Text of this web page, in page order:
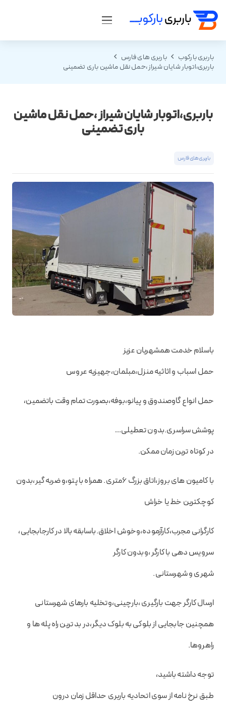
باربری بارکوب
باربری های فارس
باربری،اتوبار شایان شیراز ،حمل نقل ماشین باری تضمینی
باربری،اتوبار شایان شیراز ،حمل نقل ماشین
باری تضمینی
باربری های فارس
باسلام خدمت همشهریان عزیز
حمل اسباب و اثاثیه منزل،مبلمان،جهیزیه عروس
حمل انواع گاوصندوق و پیانو،بوفه،بصورت تمام وقت باتضمین،
پوشش سراسری.بدون تعطیلی…
در کوتاه ترین زمان ممکن.
با کامیون های بروز،اتاق بزرگ ۶متری. همراه با پتو،و ضربه گیر،بدون
کوچکترین خط یا خراش
کارگرانی مجرب،کارآزموده،وخوش اخلاق.باسابقه بالا در کارجابجایی،
سرویس دهی با کارگر ،وبدون کارگر
شهری و شهرستانی.
ارسال کارگر جهت بارگیری ،بارچینی،وتخلیه بارهای شهرستانی
همچنین جابجایی از بلوکی به بلوک دیگر،در بد ترین راه پله ها و
راهروها.
توجه داشته باشید،
طبق نرخ نامه از سوی اتحادیه باربری حداقل زمان درون